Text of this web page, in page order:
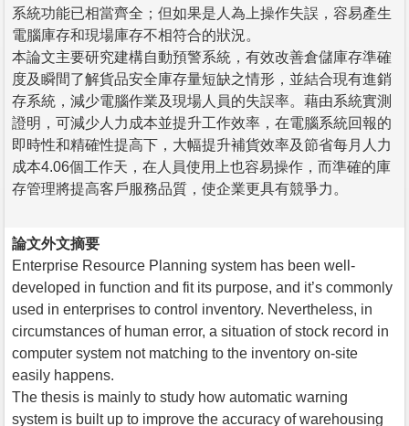
系統功能已相當齊全；但如果是人為上操作失誤，容易產生
電腦庫存和現場庫存不相符合的狀況。
本論文主要研究建構自動預警系統，有效改善倉儲庫存準確
度及瞬間了解貨品安全庫存量短缺之情形，並結合現有進銷
存系統，減少電腦作業及現場人員的失誤率。藉由系統實測
證明，可減少人力成本並提升工作效率，在電腦系統回報的
即時性和精確性提高下，大幅提升補貨效率及節省每月人力
成本4.06個工作天，在人員使用上也容易操作，而準確的庫
存管理將提高客戶服務品質，使企業更具有競爭力。
論文外文摘要
Enterprise Resource Planning system has been well-
developed in function and fit its purpose, and it’s commonly
used in enterprises to control inventory. Nevertheless, in
circumstances of human error, a situation of stock record in
computer system not matching to the inventory on-site
easily happens.
The thesis is mainly to study how automatic warning
system is built up to improve the accuracy of warehousing